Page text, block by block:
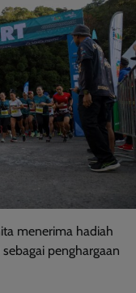
menerima hadiah
penghargaan